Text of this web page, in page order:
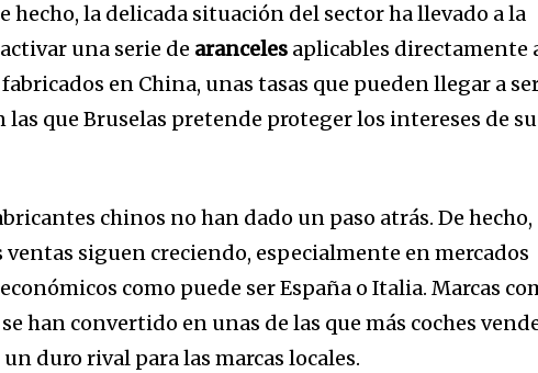
hecho, la delicada situación del sector ha llevado a la
una serie de aranceles aplicables directamente
en China, unas tasas que pueden llegar a
las que Bruselas pretende proteger los intereses de su
chinos no han dado un paso atrás. De hecho,
siguen creciendo, especialmente en mercados
como puede ser España o Italia. Marcas
se han convertido en unas de las que más coches
duro rival para las marcas locales.